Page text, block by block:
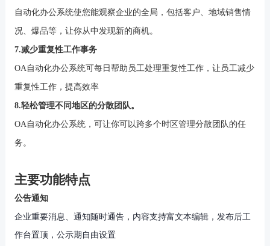
自动化办公系统使您能观察企业的全局，包括客户、地域销售情
况、爆品等，让你从中发现新的商机。
7.减少重复性工作事务
OA自动化办公系统可每日帮助员工处理重复性工作，让员工减少
重复性工作，提高效率
8.轻松管理不同地区的分散团队。
OA自动化办公系统，可让你可以跨多个时区管理分散团队的任
务。
主要功能特点
公告通知
企业重要消息、通知随时通告，内容支持富文本编辑，发布后工
作台置顶，公示期自由设置